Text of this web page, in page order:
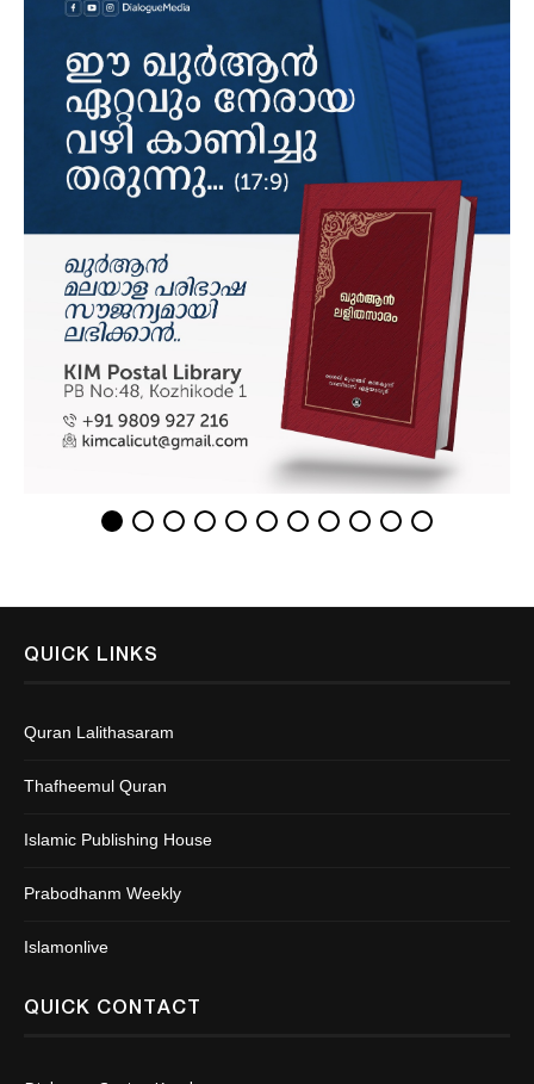
QUICK LINKS
Quran Lalithasaram
Thafheemul Quran
Islamic Publishing House
Prabodhanm Weekly
Islamonlive
QUICK CONTACT